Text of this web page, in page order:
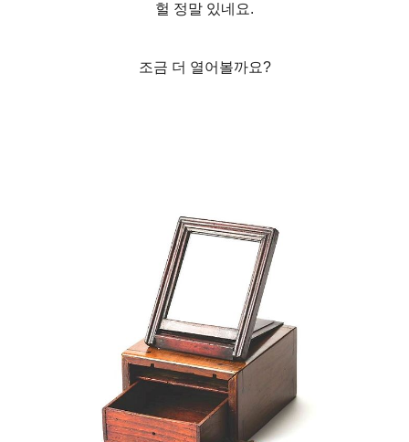
헐 정말 있네요.
조금 더 열어볼까요?